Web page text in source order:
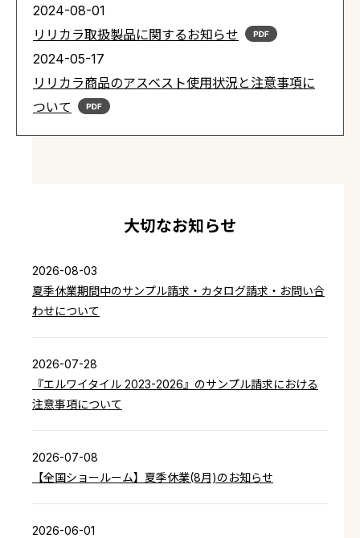
2024-08-01
リリカラ取扱製品に関するお知らせ
2024-05-17
リリカラ商品のアスベスト使用状況と注意事項に
ついて
大切なお知らせ
2026-08-03
夏季休業期間中のサンプル請求・カタログ請求・お問い合
わせについて
2026-07-28
『エルワイタイル 2023-2026』のサンプル請求における
注意事項について
2026-07-08
【全国ショールーム】夏季休業(8月)のお知らせ
2026-06-01